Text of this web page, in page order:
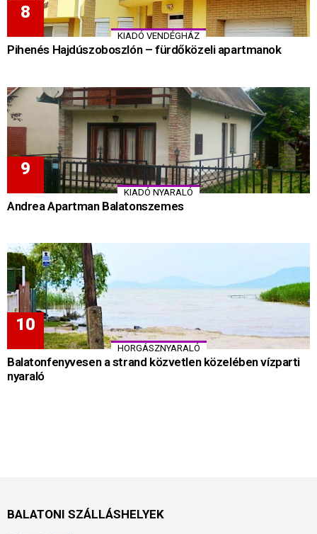
KIADÓ VENDÉGHÁZ
Pihenés Hajdúszoboszlón – fürdőközeli apartmanok
KIADÓ NYARALÓ
Andrea Apartman Balatonszemes
HORGÁSZNYARALÓ
Balatonfenyvesen a strand közvetlen közelében vízparti
nyaraló
BALATONI SZÁLLÁSHELYEK